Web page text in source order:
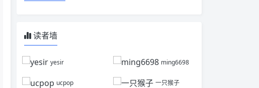
读者墙
yesir ming6698
ucpop 一只猴子